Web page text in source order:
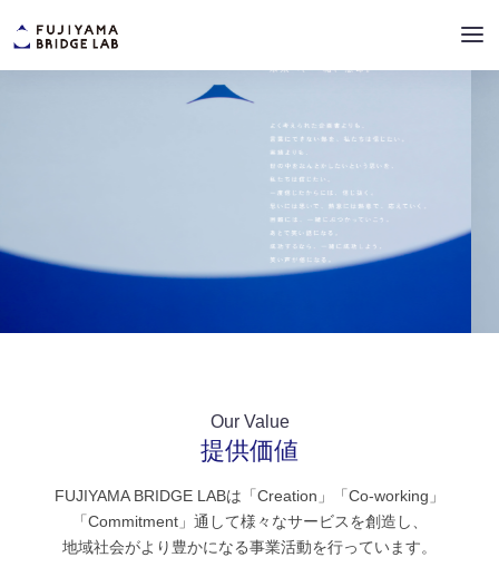
Our Value
提供価値
FUJIYAMA BRIDGE LABは「Creation」「Co-working」
「Commitment」通して様々なサービスを創造し、
地域社会がより豊かになる事業活動を行っています。